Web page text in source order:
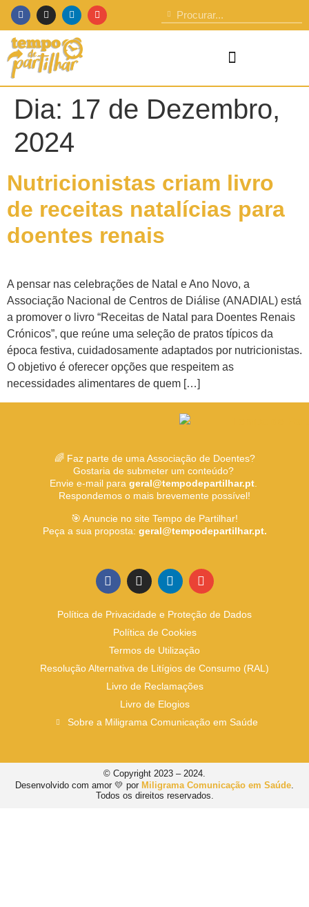
Dia: 17 de Dezembro,
2024
Nutricionistas criam livro
de receitas natalícias para
doentes renais
A pensar nas celebrações de Natal e Ano Novo, a
Associação Nacional de Centros de Diálise (ANADIAL) está
a promover o livro “Receitas de Natal para Doentes Renais
Crónicos”, que reúne uma seleção de pratos típicos da
época festiva, cuidadosamente adaptados por nutricionistas.
O objetivo é oferecer opções que respeitem as
necessidades alimentares de quem […]
🌈 Faz parte de uma Associação de Doentes?
Gostaria de submeter um conteúdo?
Envie e-mail para geral@tempodepartilhar.pt.
Respondemos o mais brevemente possível!
🎯 Anuncie no site Tempo de Partilhar!
Peça a sua proposta: geral@tempodepartilhar.pt.
Política de Privacidade e Proteção de Dados
Política de Cookies
Termos de Utilização
Resolução Alternativa de Litígios de Consumo (RAL)
Livro de Reclamações
Livro de Elogios
Sobre a Miligrama Comunicação em Saúde
© Copyright 2023 – 2024.
Desenvolvido com amor 💛 por Miligrama Comunicação em Saúde.
Todos os direitos reservados.